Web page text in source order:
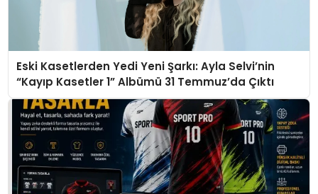
Eski Kasetlerden Yedi Yeni Şarkı: Ayla Selvi’nin
“Kayıp Kasetler 1” Albümü 31 Temmuz’da Çıktı